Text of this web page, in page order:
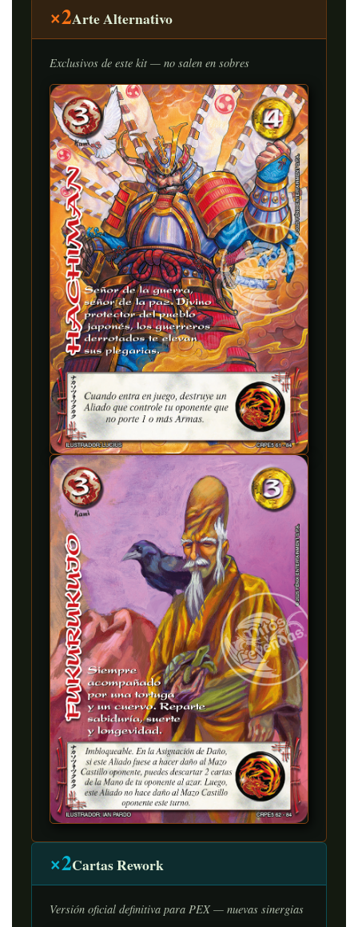
×2Arte Alternativo
Exclusivos de este kit — no salen en sobres
×2Cartas Rework
Versión oficial definitiva para PEX — nuevas sinergias